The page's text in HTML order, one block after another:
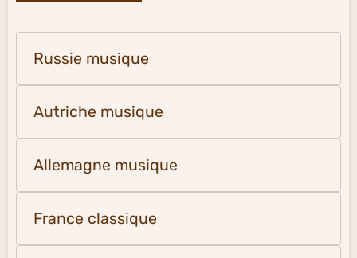
Russie musique
Autriche musique
Allemagne musique
France classique